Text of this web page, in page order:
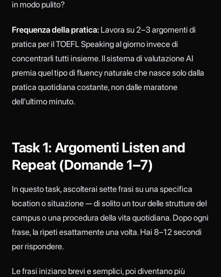
in modo pulito?
Frequenza della pratica: Lavora su 2–3 argomenti di
pratica per il TOEFL Speaking al giorno invece di
concentrarli tutti insieme. Il sistema di valutazione AI
premia quel tipo di fluency naturale che nasce solo dalla
pratica quotidiana costante, non dalle maratone
dell'ultimo minuto.
Task 1: Argomenti Listen and
Repeat (Domande 1–7)
In questo task, ascolterai sette frasi su una specifica
location o situazione — di solito un tour delle strutture del
campus o una procedura della vita quotidiana. Dopo ogni
frase, la ripeti esattamente una volta. Hai 8–12 secondi
per rispondere.
Le frasi iniziano brevi e semplici, poi diventano più